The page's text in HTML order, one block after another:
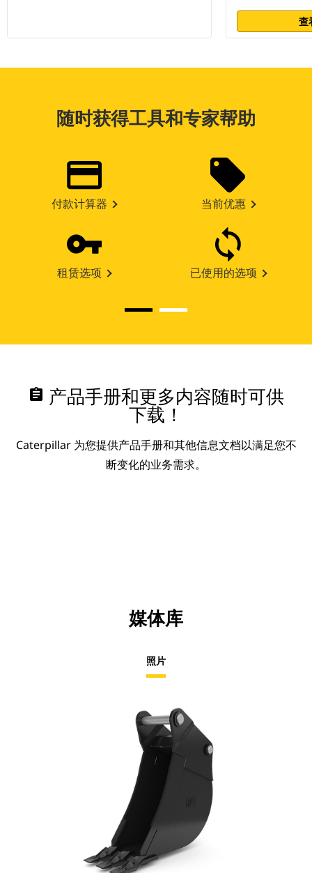
查
随时获得工具和专家帮助
付款计算器 当前优惠
租赁选项 已使用的选项
assignment 产品手册和更多内容随时可供
下载！
Caterpillar 为您提供产品手册和其他信息文档以满足您不
断变化的业务需求。
媒体库
照片